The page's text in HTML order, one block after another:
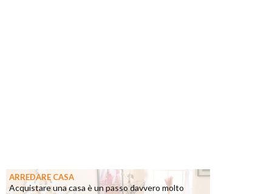
ARREDARE CASA
Acquistare una casa è un passo davvero molto